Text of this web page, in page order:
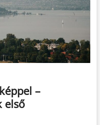
–
első